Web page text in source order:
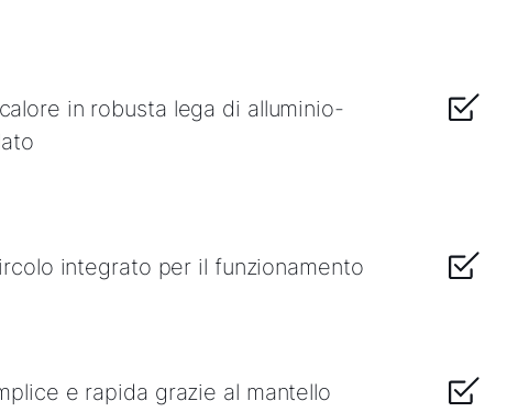
in robusta lega di alluminio-
integrato per il funzionamento
e rapida grazie al mantello